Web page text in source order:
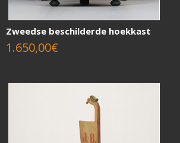
Zweedse beschilderde hoekkast
1.650,00€